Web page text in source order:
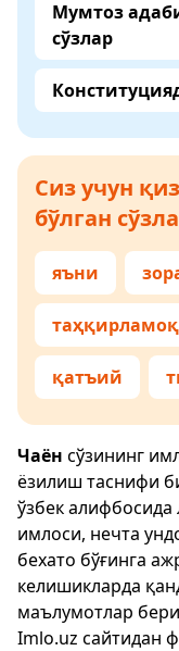
Мумтоз
сўзлар
Сиз учун
бўлган
яъни
таҳқирламоқ
қатъий
Чаён сўзининг
ёзилиш таснифи
ўзбек
имлоси, нечта
бехато бўғинга
келишикларда
маълумотлар
Imlo.uz сайтидан